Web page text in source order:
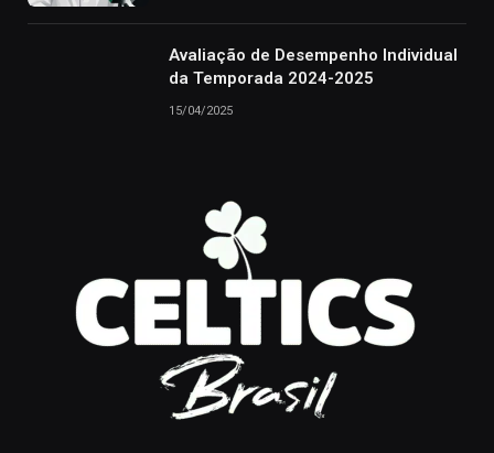
Avaliação de Desempenho Individual
da Temporada 2024-2025
15/04/2025